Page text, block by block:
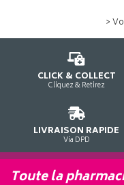
>
CLICK & COLLECT
Cliquez & Retirez
LIVRAISON RAPIDE
Via DPD
Toute la